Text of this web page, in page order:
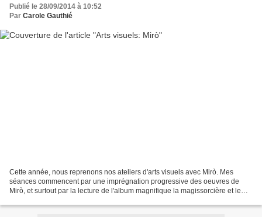
Publié le 28/09/2014 à 10:52
Par Carole Gauthié
Cette année, nous reprenons nos ateliers d'arts visuels avec Mirò. Mes
séances commencent par une imprégnation progressive des oeuvres de
Mirò, et surtout par la lecture de l'album magnifique la magissorcière et le